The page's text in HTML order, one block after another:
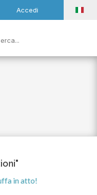
Accedi